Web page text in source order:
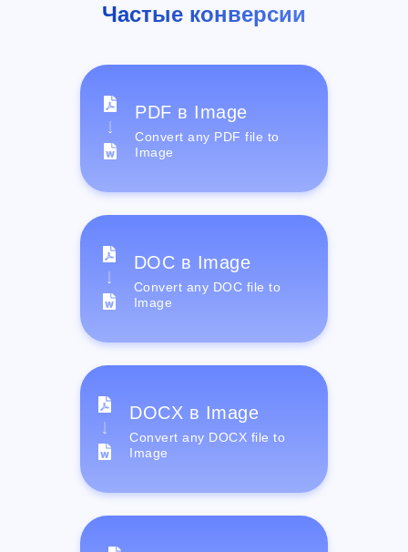
Частые конверсии
PDF в Image
Convert any PDF file to
Image
DOC в Image
Convert any DOC file to
Image
DOCX в Image
Convert any DOCX file to
Image